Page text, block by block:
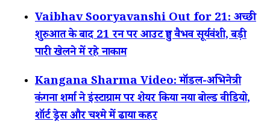
Vaibhav Sooryavanshi Out for 21: अच्छी
शुरुआत के बाद 21 रन पर आउट हुए वैभव सूर्यवंशी, बड़ी
पारी खेलने में रहे नाकाम
Kangana Sharma Video: मॉडल-अभिनेत्री
कंगना शर्मा ने इंस्टाग्राम पर शेयर किया नया बोल्ड वीडियो,
शॉर्ट ड्रेस और चश्मे में ढाया कहर